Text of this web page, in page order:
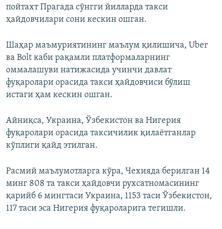
пойтахт Прагада сўнгги йилларда такси
ҳайдовчилари сони кескин ошган.
Шаҳар маъмуриятининг маълум қилишича, Uber
ва Bolt каби рақамли платформаларнинг
оммалашуви натижасида учинчи давлат
фуқаролари орасида такси ҳайдовчиси бўлиш
истаги ҳам кескин ошган.
Айниқса, Украина, Ўзбекистон ва Нигерия
фуқаролари орасида таксичилик қилаётганлар
кўплиги қайд этилган.
Расмий маълумотларга кўра, Чехияда берилган 14
минг 808 та такси ҳайдовчи рухсатномасининг
қарийб 6 мингтаси Украина, 1153 таси Ўзбекистон,
117 таси эса Нигерия фуқароларига тегишли.